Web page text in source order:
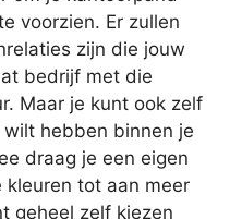
voorzien. Er zullen
zijn die jouw
bedrijf met die
Maar je kunt ook zelf
hebben binnen je
draag je een eigen
tot aan meer
geheel zelf kiezen